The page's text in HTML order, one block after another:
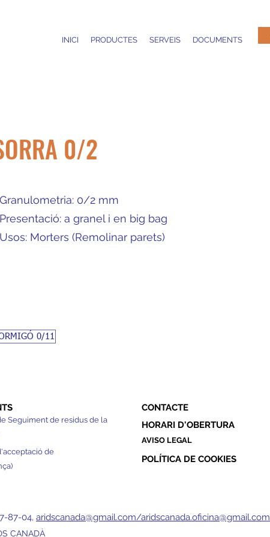
INICI PRODUCTES SERVEIS DOCUMENTS
0/2
Granulometria: 0/2 mm
Presentació: a granel i en big bag
Usos: Morters (Remolinar parets)
0/11
Seguiment de residus de la
de
CONTACTE
HORARI D'OBERTURA
AVISO LEGAL
POLÍTICA DE COOKIES
87-04, aridscanada@gmail.com/aridscanada.oficina@gmail.com
CANADÀ